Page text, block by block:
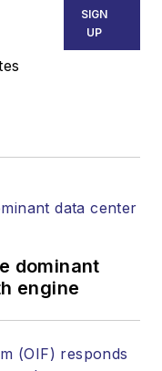
SIGN
UP
dominant
engine